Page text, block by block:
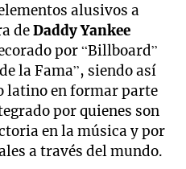
alusivos a
deDaddy Yankee
por “Billboard”
la Fama”, siendo así
latino en formar parte
por quienes son
en la música y por
a través del mundo.